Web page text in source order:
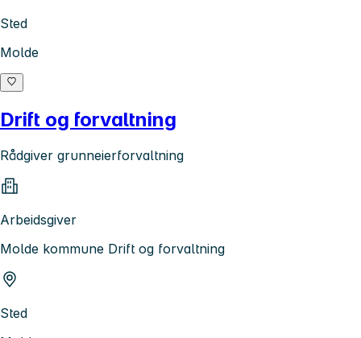
Sted
Molde
Drift og forvaltning
Rådgiver grunneierforvaltning
Arbeidsgiver
Molde kommune Drift og forvaltning
Sted